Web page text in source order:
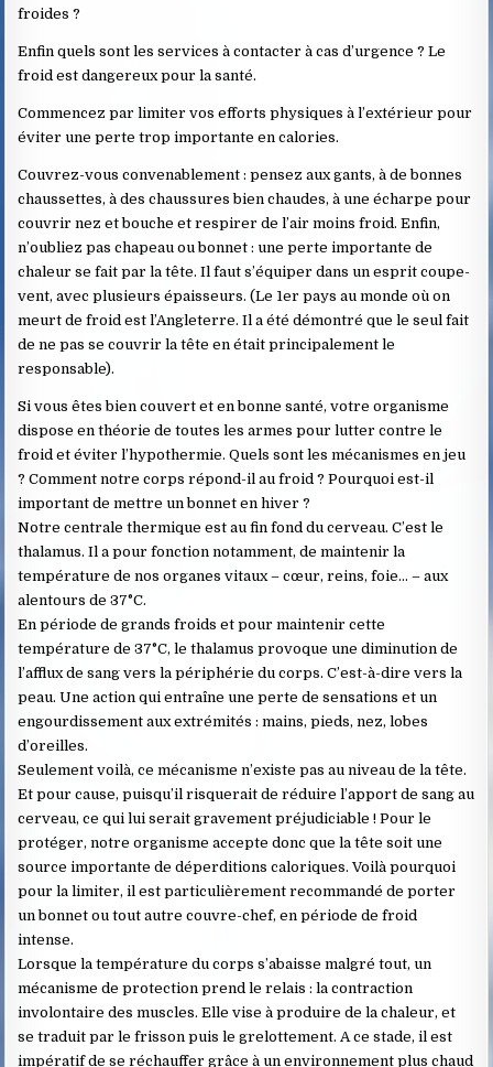
froides ?
Enfin quels sont les services à contacter à cas d’urgence ? Le
froid est dangereux pour la santé.
Commencez par limiter vos efforts physiques à l’extérieur pour
éviter une perte trop importante en calories.
Couvrez-vous convenablement : pensez aux gants, à de bonnes
chaussettes, à des chaussures bien chaudes, à une écharpe pour
couvrir nez et bouche et respirer de l’air moins froid. Enfin,
n’oubliez pas chapeau ou bonnet : une perte importante de
chaleur se fait par la tête. Il faut s’équiper dans un esprit coupe-
vent, avec plusieurs épaisseurs. (Le 1er pays au monde où on
meurt de froid est l’Angleterre. Il a été démontré que le seul fait
de ne pas se couvrir la tête en était principalement le
responsable).
Si vous êtes bien couvert et en bonne santé, votre organisme
dispose en théorie de toutes les armes pour lutter contre le
froid et éviter l’hypothermie. Quels sont les mécanismes en jeu
? Comment notre corps répond-il au froid ? Pourquoi est-il
important de mettre un bonnet en hiver ?
Notre centrale thermique est au fin fond du cerveau. C’est le
thalamus. Il a pour fonction notamment, de maintenir la
température de nos organes vitaux – cœur, reins, foie… – aux
alentours de 37°C.
En période de grands froids et pour maintenir cette
température de 37°C, le thalamus provoque une diminution de
l’afflux de sang vers la périphérie du corps. C’est-à-dire vers la
peau. Une action qui entraîne une perte de sensations et un
engourdissement aux extrémités : mains, pieds, nez, lobes
d’oreilles.
Seulement voilà, ce mécanisme n’existe pas au niveau de la tête.
Et pour cause, puisqu’il risquerait de réduire l’apport de sang au
cerveau, ce qui lui serait gravement préjudiciable ! Pour le
protéger, notre organisme accepte donc que la tête soit une
source importante de déperditions caloriques. Voilà pourquoi
pour la limiter, il est particulièrement recommandé de porter
un bonnet ou tout autre couvre-chef, en période de froid
intense.
Lorsque la température du corps s’abaisse malgré tout, un
mécanisme de protection prend le relais : la contraction
involontaire des muscles. Elle vise à produire de la chaleur, et
se traduit par le frisson puis le grelottement. A ce stade, il est
impératif de se réchauffer grâce à un environnement plus chaud